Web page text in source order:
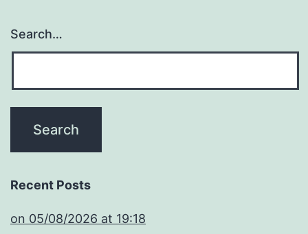
Search…
Recent Posts
​on 05/08/2026 at 19:18